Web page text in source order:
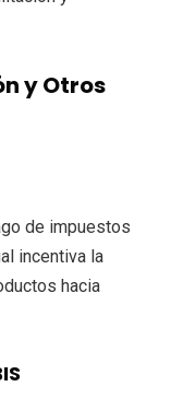
y Otros
de impuestos
incentiva la
hacia